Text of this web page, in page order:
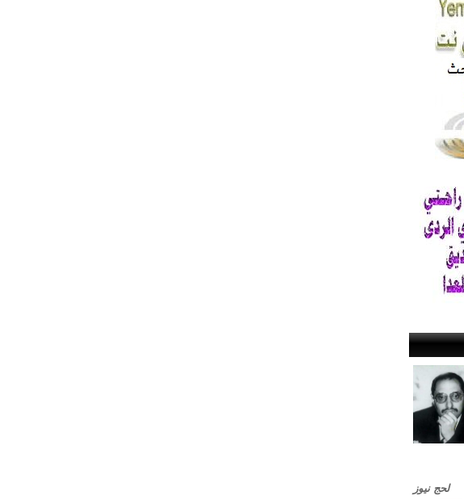
لحج نيوز